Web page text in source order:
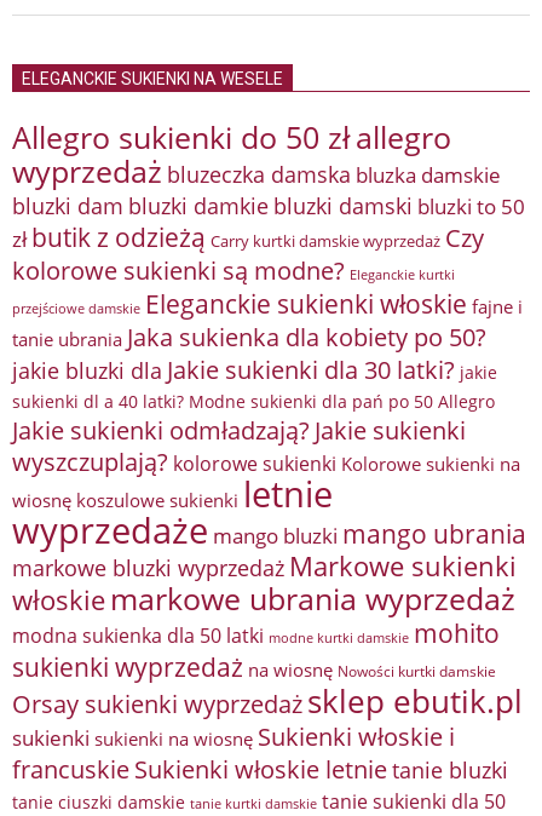
ELEGANCKIE SUKIENKI NA WESELE
Allegro sukienki do 50 złallegro
wyprzedaż bluzeczka damska bluzka damskie
bluzki dam bluzki damkie bluzki damski bluzki to 50
zł butik z odzieżą Carry kurtki damskie wyprzedaż Czy
kolorowe sukienki są modne? Eleganckie kurtki
przejściowe damskie Eleganckie sukienki włoskie fajne i
tanie ubrania Jaka sukienka dla kobiety po 50?
jakie bluzki dla Jakie sukienki dla 30 latki? jakie
sukienki dl a 40 latki? Modne sukienki dla pań po 50 Allegro
Jakie sukienki odmładzają? Jakie sukienki
wyszczuplają? kolorowe sukienki Kolorowe sukienki na
wiosnę koszulowe sukienki letnie
wyprzedaże mango bluzki mango ubrania
markowe bluzki wyprzedaż Markowe sukienki
włoskie markowe ubrania wyprzedaż
modna sukienka dla 50 latki modne kurtki damskie mohito
sukienki wyprzedaż na wiosnę Nowości kurtki damskie
Orsay sukienki wyprzedażsklep ebutik.pl
sukienki sukienki na wiosnę Sukienki włoskie i
francuskieSukienki włoskie letnietanie bluzki
tanie ciuszki damskie tanie kurtki damskie tanie sukienki dla 50